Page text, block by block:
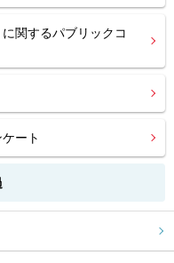
関するパブリックコ
ート